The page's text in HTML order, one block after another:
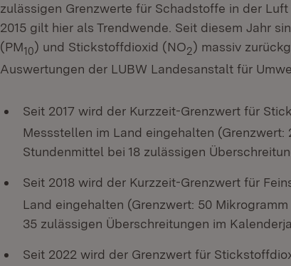
zulässigen Grenzwerte für Schadstoffe in der
2015 gilt hier als Trendwende. Seit diesem Jahr
(PM10) und Stickstoffdioxid (NO2) massiv
Auswertungen der LUBW Landesanstalt für
Seit 2017 wird der Kurzzeit-Grenzwert für
Messstellen im Land eingehalten
Stundenmittel bei 18 zulässigen
Seit 2018 wird der Kurzzeit-Grenzwert für
Land eingehalten (Grenzwert: 50
35 zulässigen Überschreitungen im
Seit 2022 wird der Grenzwert für